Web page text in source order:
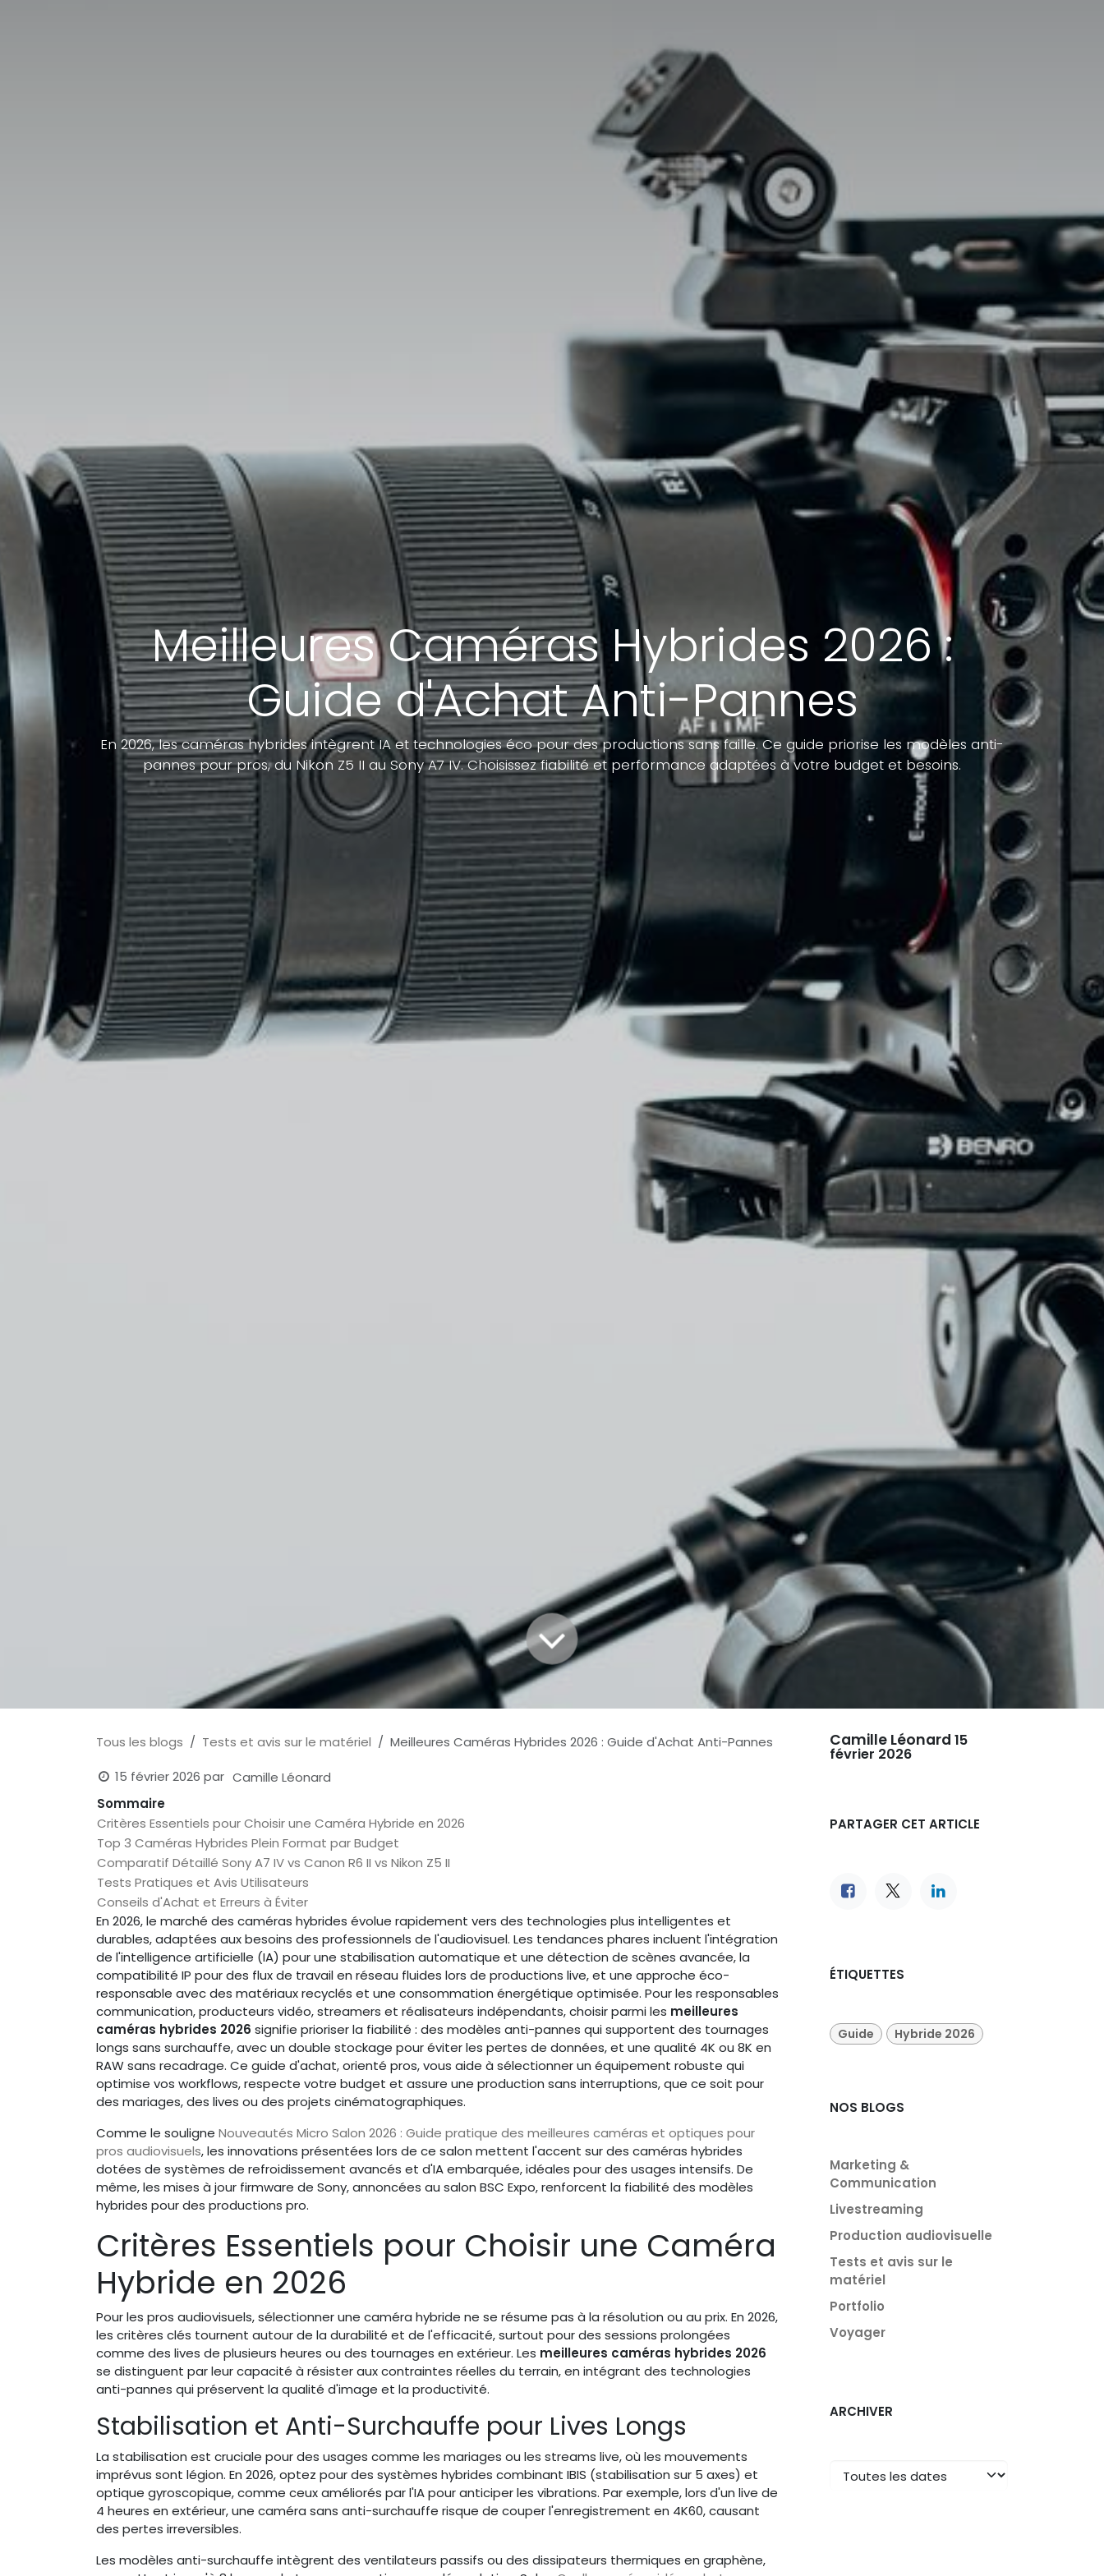
Meilleures Caméras Hybrides 2026 :
Guide d'Achat Anti-Pannes
En 2026, les caméras hybrides intègrent IA et technologies éco pour des productions sans faille. Ce guide priorise les modèles anti-
pannes pour pros, du Nikon Z5 II au Sony A7 IV. Choisissez fiabilité et performance adaptées à votre budget et besoins.
Tous les blogs Tests et avis sur le matériel
Meilleures Caméras Hybrides 2026 : Guide d'Achat Anti-Pannes
15 février 2026 par Camille Léonard
Sommaire
Critères Essentiels pour Choisir une Caméra Hybride en 2026
Top 3 Caméras Hybrides Plein Format par Budget
Comparatif Détaillé Sony A7 IV vs Canon R6 II vs Nikon Z5 II
Tests Pratiques et Avis Utilisateurs
Conseils d'Achat et Erreurs à Éviter
En 2026, le marché des caméras hybrides évolue rapidement vers des technologies plus intelligentes et
durables, adaptées aux besoins des professionnels de l'audiovisuel. Les tendances phares incluent l'intégration
de l'intelligence artificielle (IA) pour une stabilisation automatique et une détection de scènes avancée, la
compatibilité IP pour des flux de travail en réseau fluides lors de productions live, et une approche éco-
responsable avec des matériaux recyclés et une consommation énergétique optimisée. Pour les responsables
communication, producteurs vidéo, streamers et réalisateurs indépendants, choisir parmi les meilleures
caméras hybrides 2026 signifie prioriser la fiabilité : des modèles anti-pannes qui supportent des tournages
longs sans surchauffe, avec un double stockage pour éviter les pertes de données, et une qualité 4K ou 8K en
RAW sans recadrage. Ce guide d'achat, orienté pros, vous aide à sélectionner un équipement robuste qui
optimise vos workflows, respecte votre budget et assure une production sans interruptions, que ce soit pour
des mariages, des lives ou des projets cinématographiques.
Comme le souligne Nouveautés Micro Salon 2026 : Guide pratique des meilleures caméras et optiques pour
pros audiovisuels, les innovations présentées lors de ce salon mettent l'accent sur des caméras hybrides
dotées de systèmes de refroidissement avancés et d'IA embarquée, idéales pour des usages intensifs. De
même, les mises à jour firmware de Sony, annoncées au salon BSC Expo, renforcent la fiabilité des modèles
hybrides pour des productions pro.
Critères Essentiels pour Choisir une Caméra
Hybride en 2026
Pour les pros audiovisuels, sélectionner une caméra hybride ne se résume pas à la résolution ou au prix. En 2026,
les critères clés tournent autour de la durabilité et de l'efficacité, surtout pour des sessions prolongées
comme des lives de plusieurs heures ou des tournages en extérieur. Les meilleures caméras hybrides 2026
se distinguent par leur capacité à résister aux contraintes réelles du terrain, en intégrant des technologies
anti-pannes qui préservent la qualité d'image et la productivité.
Stabilisation et Anti-Surchauffe pour Lives Longs
La stabilisation est cruciale pour des usages comme les mariages ou les streams live, où les mouvements
imprévus sont légion. En 2026, optez pour des systèmes hybrides combinant IBIS (stabilisation sur 5 axes) et
optique gyroscopique, comme ceux améliorés par l'IA pour anticiper les vibrations. Par exemple, lors d'un live de
4 heures en extérieur, une caméra sans anti-surchauffe risque de couper l'enregistrement en 4K60, causant
des pertes irreversibles.
Les modèles anti-surchauffe intègrent des ventilateurs passifs ou des dissipateurs thermiques en graphène,
Camille Léonard 15
février 2026
PARTAGER CET ARTICLE
ÉTIQUETTES
Guide Hybride 2026
NOS BLOGS
Marketing &
Communication
Livestreaming
Production audiovisuelle
Tests et avis sur le
matériel
Portfolio
Voyager
ARCHIVER